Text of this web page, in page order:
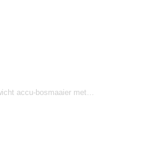
accu-bosmaaier met…